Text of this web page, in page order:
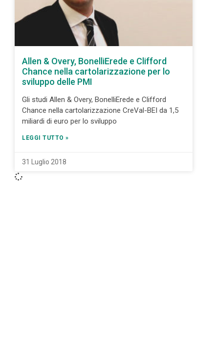
Allen & Overy, BonelliErede e Clifford
Chance nella cartolarizzazione per lo
sviluppo delle PMI
Gli studi Allen & Overy, BonelliErede e Clifford
Chance nella cartolarizzazione CreVal-BEI da 1,5
miliardi di euro per lo sviluppo
LEGGI TUTTO »
31 Luglio 2018